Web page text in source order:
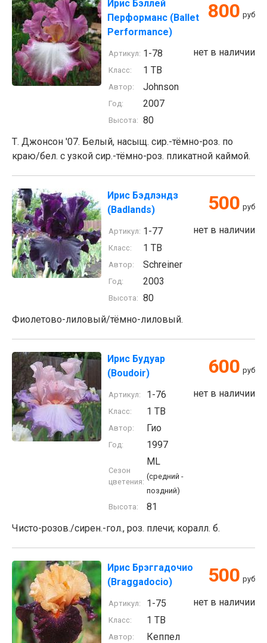
Ирис Бэллей
Перформанс (Ballet
Performance)
800 руб
нет в наличии
Артикул: 1-78
Класс: 1 TB
Автор: Johnson
Год: 2007
Высота: 80
Т. Джонсон '07. Белый, насыщ. сир.-тёмно-роз. по
краю/бел. с узкой сир.-тёмно-роз. пликатной каймой.
Ирис Бэдлэндз
(Badlands)
500 руб
нет в наличии
Артикул: 1-77
Класс: 1 TB
Автор: Schreiner
Год: 2003
Высота: 80
Фиолетово-лиловый/тёмно-лиловый.
Ирис Будуар
(Boudoir)
600 руб
нет в наличии
Артикул: 1-76
Класс: 1 TB
Автор: Гио
Год: 1997
Сезон
цветения:
ML
(средний -
поздний)
Высота:
81
Чисто-розов./сирен.-гол., роз. плечи; коралл. б.
Ирис Брэггадочио
(Braggadocio)
500 руб
нет в наличии
Артикул: 1-75
Класс: 1 TB
Автор: Кеппел